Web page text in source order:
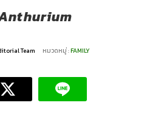
Team หมวดหมู่ :FAMILY